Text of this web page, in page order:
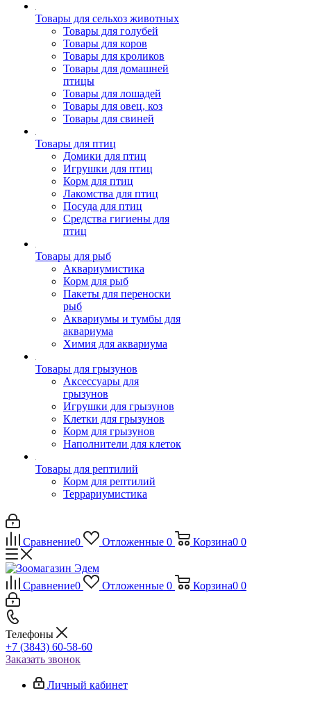
Товары для сельхоз животных
Товары для голубей
Товары для коров
Товары для кроликов
Товары для домашней
птицы
Товары для лошадей
Товары для овец, коз
Товары для свиней
Товары для птиц
Домики для птиц
Игрушки для птиц
Корм для птиц
Лакомства для птиц
Посуда для птиц
Средства гигиены для
птиц
Товары для рыб
Аквариумистика
Корм для рыб
Пакеты для переноски
рыб
Аквариумы и тумбы для
аквариума
Химия для аквариума
Товары для грызунов
Аксессуары для
грызунов
Игрушки для грызунов
Клетки для грызунов
Корм для грызунов
Наполнители для клеток
Товары для рептилий
Корм для рептилий
Террариумистика
Сравнение0 Отложенные 0 Корзина0 0
Сравнение0 Отложенные 0 Корзина0 0
Телефоны
+7 (3843) 60-58-60
Заказать звонок
Личный кабинет